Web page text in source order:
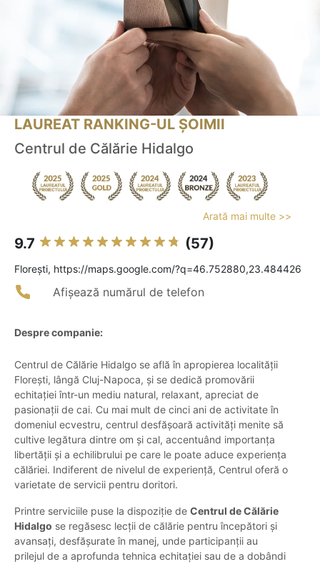
LAUREAT RANKING-UL ȘOIMII
Centrul de Călărie Hidalgo
Arată mai multe >>
9.7 (57)
Floreşti, https://maps.google.com/?q=46.752880,23.484426
Afișează numărul de telefon
Despre companie:
Centrul de Călărie Hidalgo se află în apropierea localității
Florești, lângă Cluj-Napoca, și se dedică promovării
echitației într-un mediu natural, relaxant, apreciat de
pasionații de cai. Cu mai mult de cinci ani de activitate în
domeniul ecvestru, centrul desfășoară activități menite să
cultive legătura dintre om și cal, accentuând importanța
libertății și a echilibrului pe care le poate aduce experiența
călăriei. Indiferent de nivelul de experiență, Centrul oferă o
varietate de servicii pentru doritori.
Printre serviciile puse la dispoziție de Centrul de Călărie
Hidalgo se regăsesc lecții de călărie pentru începători și
avansați, desfășurate în manej, unde participanții au
prilejul de a aprofunda tehnica echitației sau de a dobândi